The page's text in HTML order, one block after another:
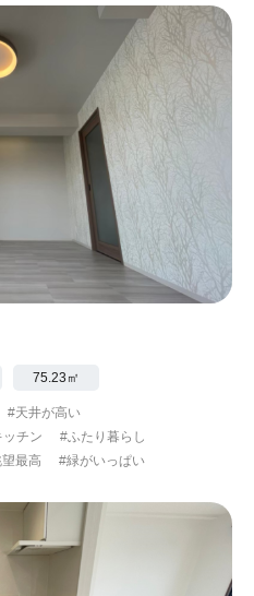
モック
ラスブロック #土間あり
#こだわりキッチン
の家具 #あえて古材
#壁一面本棚
に優しい
仕事
い #緑がいっぱい
75.23㎡
#天井が高い
チン
#ふたり暮らし
最高 #緑がいっぱい